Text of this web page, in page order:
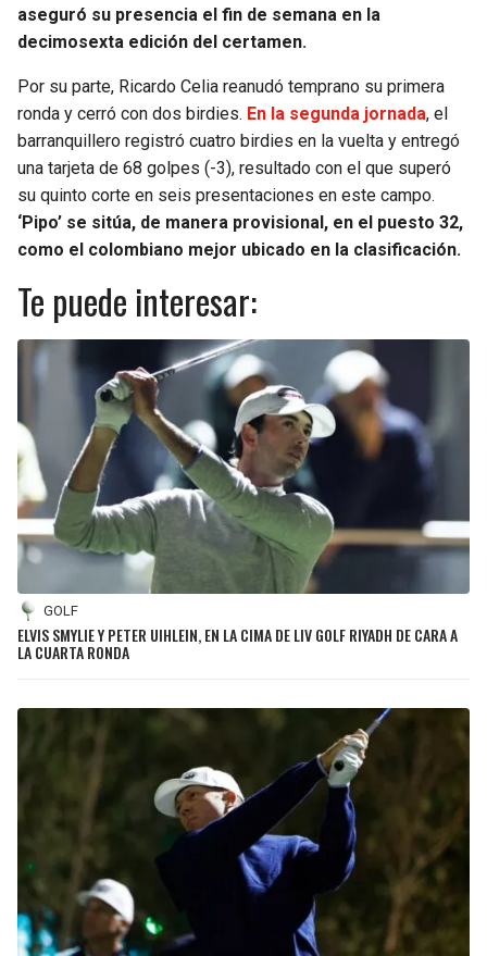
aseguró su presencia el fin de semana en la
decimosexta edición del certamen.
Por su parte, Ricardo Celia reanudó temprano su primera
ronda y cerró con dos birdies. En la segunda jornada, el
barranquillero registró cuatro birdies en la vuelta y entregó
una tarjeta de 68 golpes (-3), resultado con el que superó
su quinto corte en seis presentaciones en este campo.
‘Pipo’ se sitúa, de manera provisional, en el puesto 32,
como el colombiano mejor ubicado en la clasificación.
Te puede interesar:
GOLF
ELVIS SMYLIE Y PETER UIHLEIN, EN LA CIMA DE LIV GOLF RIYADH DE CARA A
LA CUARTA RONDA